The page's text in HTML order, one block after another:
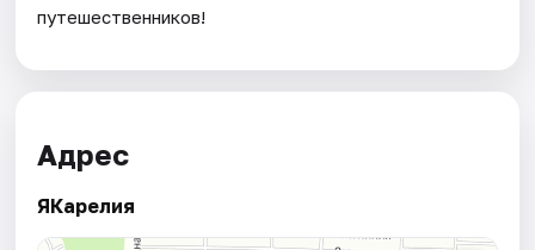
путешественников!
Адрес
ЯКарелия